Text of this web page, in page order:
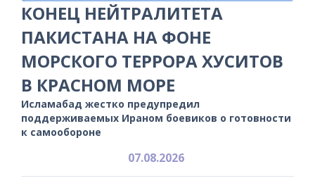
КОНЕЦ НЕЙТРАЛИТЕТА
ПАКИСТАНА НА ФОНЕ
МОРСКОГО ТЕРРОРА ХУСИТОВ
В КРАСНОМ МОРЕ
Исламабад жестко предупредил
поддерживаемых Ираном боевиков о готовности
к самообороне
07.08.2026